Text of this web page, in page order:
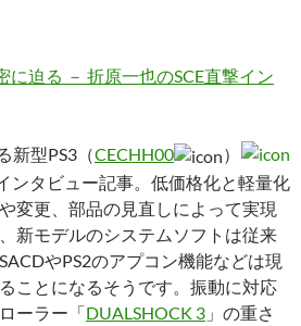
に迫る － 折原一也のSCE直撃イン
新型PS3（CECHH00
）
ンタビュー記事。低価格化と軽量化
変更、部品の見直しによって実現
新モデルのシステムソフトは従来
やPS2のアプコン機能などは現
ことになるそうです。振動に対応
ーラー「DUALSHOCK 3 」の重さ